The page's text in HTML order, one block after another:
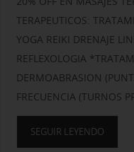
TERAPEUTICOS:
YOGA REIKI DRENAJE
REFLEXOLOGIA
DERMOABRASION
FRECUENCIA (TURNOS
SEGUIR LEYENDO